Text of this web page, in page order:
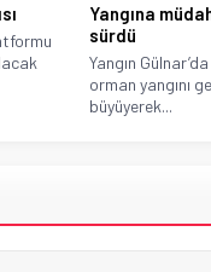
Yangına
sürdü
Yangın
orman yangını
büyüyerek...